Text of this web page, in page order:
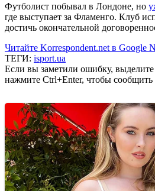
Футболист побывал в Лондоне, но
где выступает за Фламенго. Клуб
достичь окончательной
Читайте Korrespondent.net в Google
ТЕГИ: isport.ua
Если вы заметили ошибку,
нажмите Ctrl+Enter, чтобы сообщить